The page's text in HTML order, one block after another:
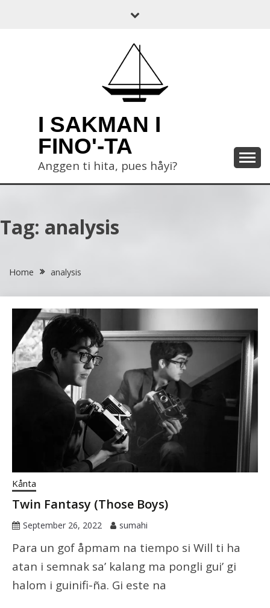
I SAKMAN I
FINO'-TA
Anggen ti hita, pues håyi?
Tag: analysis
Home analysis
Kånta
Twin Fantasy (Those Boys)
September 26, 2022 sumahi
Para un gof åpmam na tiempo si Will ti ha
atan i semnak sa’ kalang ma pongli gui’ gi
halom i guinifi-ña. Gi este na